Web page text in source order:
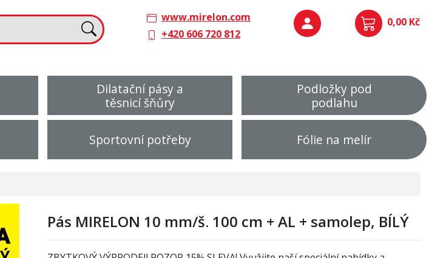
www.mirelon.com
+420 606 720 812
0,00 Kč
Dilatační pásy a
těsnicí šňůry
Podložky pod
podlahu
Sportovní potřeby Fólie na melír
Pás MIRELON 10 mm/š. 100 cm + AL + samolep, BÍLÝ